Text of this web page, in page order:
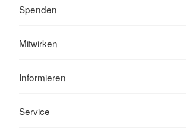
Spenden
Mitwirken
Informieren
Service